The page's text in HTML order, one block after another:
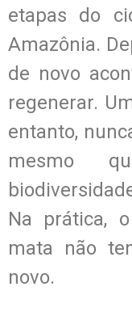
etapas do
Amazônia.
de novo
regenerar.
entanto,
mesmo
Na prática,
mata não
novo.